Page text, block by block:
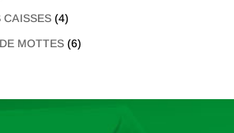
CAISSES 44
produits
MOTTES 66